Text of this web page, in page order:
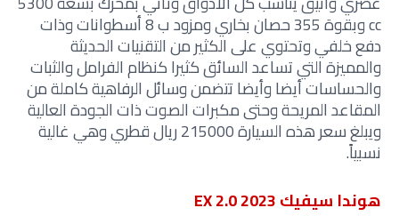
cc وبقوة 355 حصان بخاري ومزود ب 8 أسطوانات وذات
دفع خلفي وتحتوي على الكثير من التقنيات الحديثة
والمميزة التي تساعد السائق كثيرا كنظام الفرامل والثبات
والحساسات أيضا وأيضا تتضمن وسائل الرفاهية كاملة من
المقاعد المريحة وحتى مكبرات الصوت ذات الجودة العالية
ويبلغ سعر هذه السيارة 215000 ريال قطري وهي غالية
نسبياً.
هوندا سيفيك EX 2.0 2023